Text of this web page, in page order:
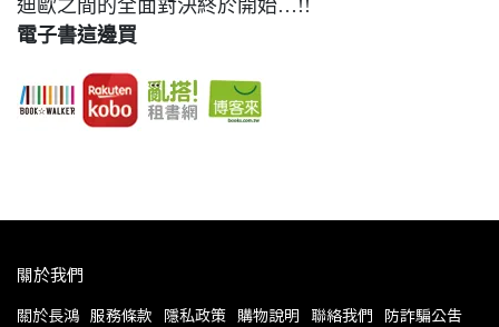
迪歐之間的全面對決終於開始…!!
電子書這邊買
關於我們
關於長鴻 服務條款 隱私政策 購物說明 聯絡我們 防詐騙公告